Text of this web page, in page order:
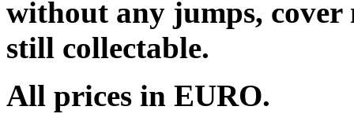
without any jumps, cover
still collectable.
All prices in EURO.